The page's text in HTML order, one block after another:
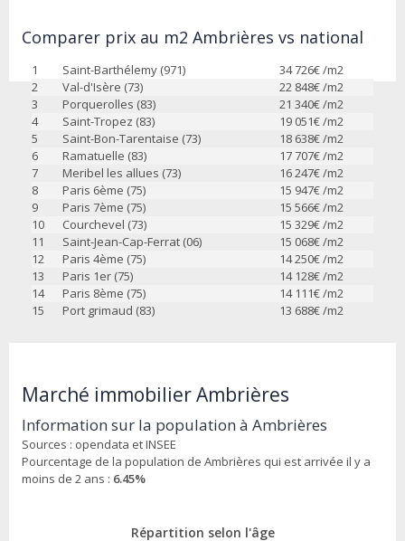
Comparer prix au m2 Ambrières vs national
1 Saint-Barthélemy (971) 34 726€ /m2
2
Val-d'Isère (73) 22 848€ /m2
3
Porquerolles (83) 21 340€ /m2
4
Saint-Tropez (83) 19 051€ /m2
5
Saint-Bon-Tarentaise (73) 18 638€ /m2
6
Ramatuelle (83) 17 707€ /m2
7
Meribel les allues (73) 16 247€ /m2
8
Paris 6ème (75) 15 947€ /m2
9
Paris 7ème (75) 15 566€ /m2
10
Courchevel (73) 15 329€ /m2
11
Saint-Jean-Cap-Ferrat (06) 15 068€ /m2
12
Paris 4ème (75) 14 250€ /m2
13
Paris 1er (75) 14 128€ /m2
14
Paris 8ème (75) 14 111€ /m2
15
Port grimaud (83) 13 688€ /m2
Marché immobilier Ambrières
Information sur la population à Ambrières
Sources : opendata et INSEE
Pourcentage de la population de Ambrières qui est arrivée il y a
moins de 2 ans : 6.45%
Répartition selon l'âge